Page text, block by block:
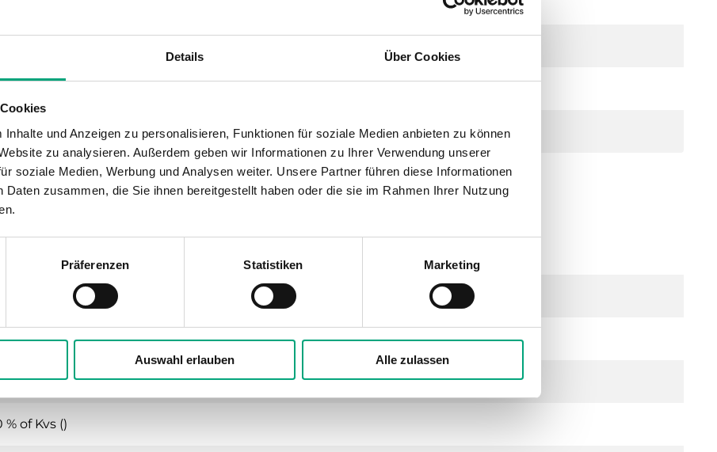
Details Über Cookies
und Anzeigen zu personalisieren, Funktionen für soziale Medien anbieten zu können
zu analysieren. Außerdem geben wir Informationen zu Ihrer Verwendung unserer
soziale Medien, Werbung und Analysen weiter. Unsere Partner führen diese Informationen
Daten zusammen, die Sie ihnen bereitgestellt haben oder die sie im Rahmen Ihrer Nutzung
Präferenzen Statistiken Marketing
Auswahl erlauben Alle zulassen
SE1T / SE1M
Zonenventil, DN15-20, Kvs 0,25-6, Messing, Hub 2,5 mm
Außengewinde gemäß according to ISO 228/1
% of Kvs ()